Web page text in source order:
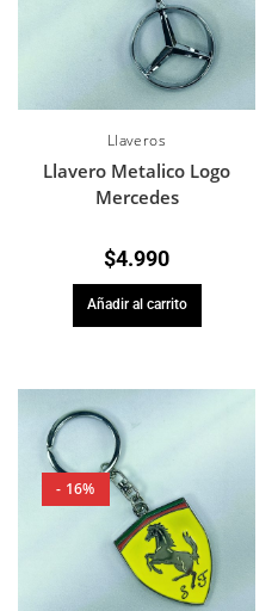
Llaveros
Llavero Metalico Logo
Mercedes
$4.990
Añadir al carrito
- 16%